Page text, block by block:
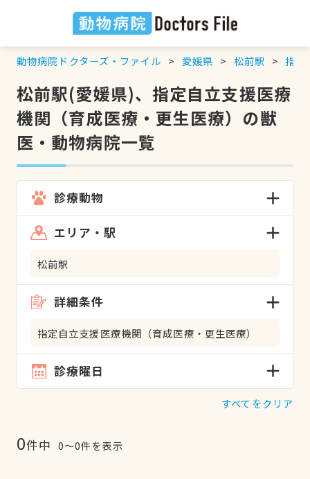
動物病院ドクターズ・ファイル 愛媛県 松前駅 指定
松前駅(愛媛県)、指定自立支援医療
機関（育成医療・更生医療）の獣
医・動物病院一覧
診療動物
エリア・駅
松前駅
詳細条件
指定自立支援医療機関（育成医療・更生医療）
診療曜日
すべてをクリア
0件中 0〜0件を表示